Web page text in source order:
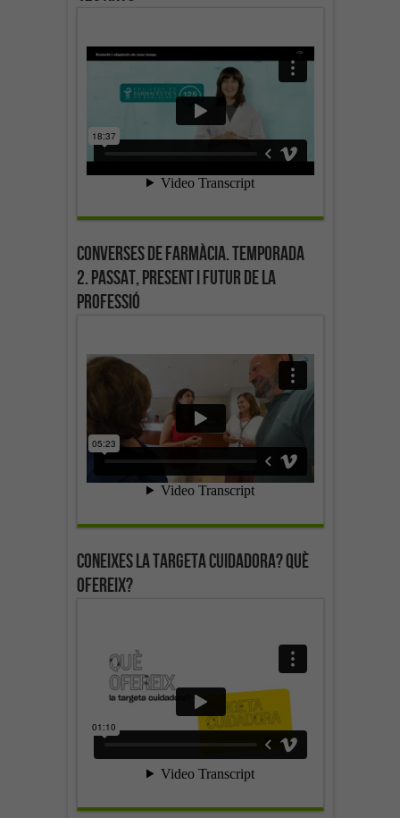
Converses de farmàcia. Temporada
2. Passat, present i futur de la
professió
Coneixes la targeta cuidadora? Què
ofereix?